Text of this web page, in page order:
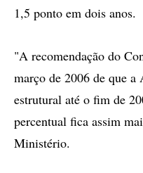
1,5 ponto em dois anos.
"A recomendação do
março de 2006 de que
estrutural até o fim de
percentual fica assim
Ministério.